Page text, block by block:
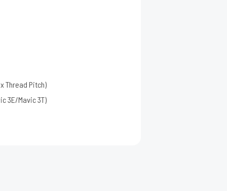
Thread Pitch)
3E/Mavic 3T)